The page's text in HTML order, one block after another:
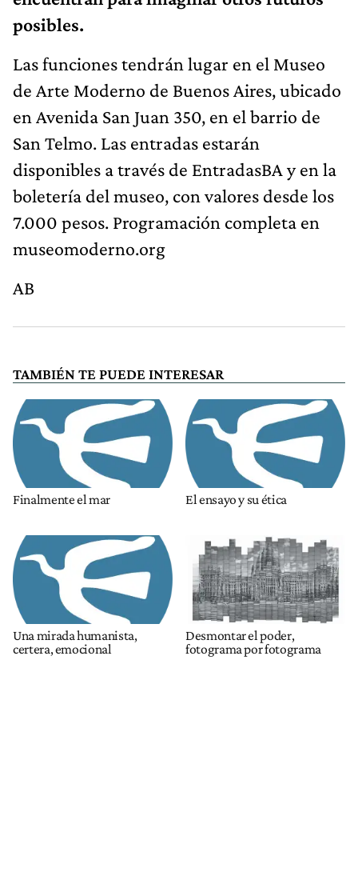
posibles.
Las funciones tendrán lugar en el Museo
de Arte Moderno de Buenos Aires, ubicado
en Avenida San Juan 350, en el barrio de
San Telmo. Las entradas estarán
disponibles a través de EntradasBA y en la
boletería del museo, con valores desde los
7.000 pesos. Programación completa en
museomoderno.org
AB
TAMBIÉN TE PUEDE INTERESAR
Finalmente el mar El ensayo y su ética
Una mirada humanista,
certera, emocional
Desmontar el poder,
fotograma por fotograma